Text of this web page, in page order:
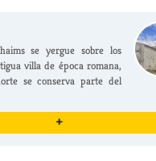
se yergue sobre los
villa de época romana,
se conserva parte del
+